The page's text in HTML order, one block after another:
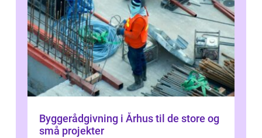
Byggerådgivning i Århus til de store og
små projekter